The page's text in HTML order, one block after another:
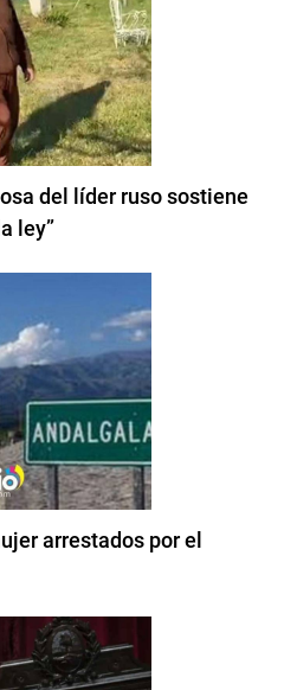
del líder ruso sostiene
ley”
arrestados por el